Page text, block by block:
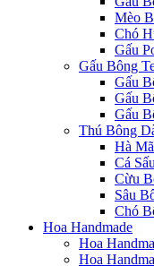
Mèo
Chó
Gấu
Gấu Bông
Gấu
Gấu
Gấu
Thú Bông
Hà
Cá
Cừu
Sâu
Chó
Hoa Handmade
Hoa
Hoa